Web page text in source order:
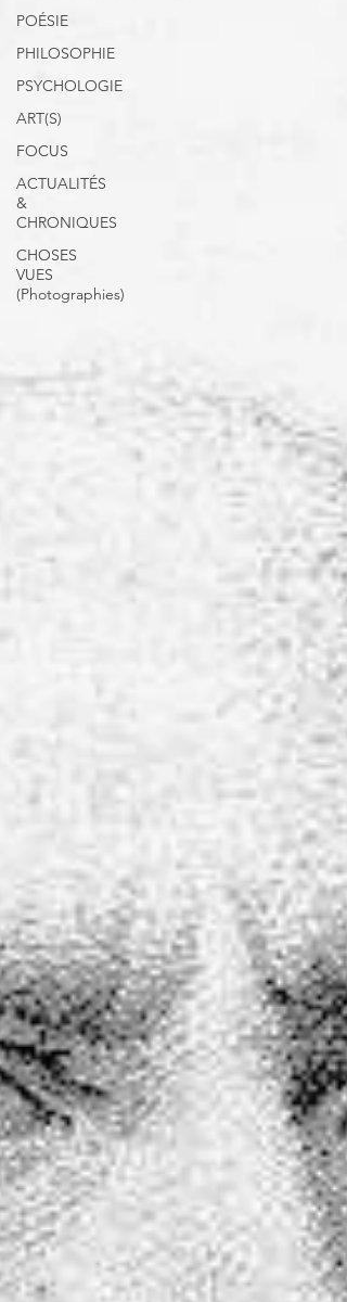
POÉSIE
PHILOSOPHIE
PSYCHOLOGIE
ART(S)
FOCUS
ACTUALITÉS
&
CHRONIQUES
CHOSES
VUES
(Photographies)